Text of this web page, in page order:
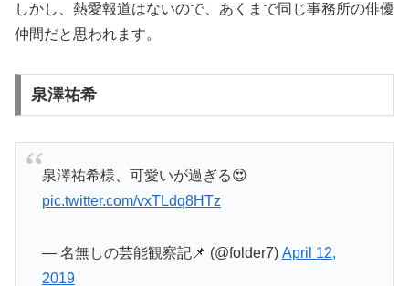
しかし、熱愛報道はないので、あくまで同じ事務所の俳優
仲間だと思われます。
泉澤祐希
泉澤祐希様、可愛いが過ぎる😍
pic.twitter.com/vxTLdq8HTz
— 名無しの芸能観察記📌 (@folder7) April 12,
2019